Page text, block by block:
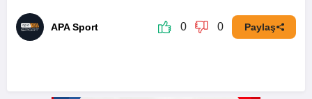
APA Sport 0 0 Paylaş